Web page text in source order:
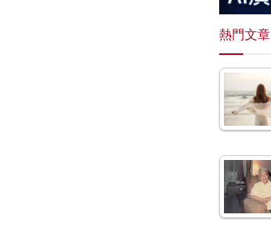
熱門文章